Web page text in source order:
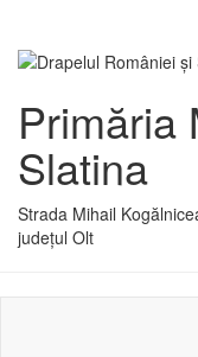
Primăria
Slatina
Strada Mihail
județul Olt